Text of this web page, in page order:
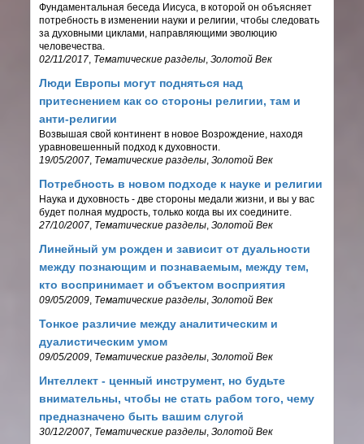
Фундаментальная беседа Иисуса, в которой он объясняет
потребность в изменении науки и религии, чтобы следовать
за духовными циклами, направляющими эволюцию
человечества.
02/11/2017 Тематические разделы ,Золотой Век
Люди Европы могут подняться над
притеснением как со стороны религии, там и
анти-религии
Возвышая свой континент в новое Возрождение, находя
уравновешенный подход к духовности.
19/05/2007 Тематические разделы ,Золотой Век
Потребность в новом подходе к науке и религии
Наука и духовность - две стороны медали жизни, и вы у вас
будет полная мудрость, только когда вы их соедините.
27/10/2007 Тематические разделы ,Золотой Век
Линейный ум рожден и зависит от дуальности
между познающим и познаваемым, между тем,
кто воспринимает и объектом восприятия
09/05/2009 Тематические разделы ,Золотой Век
Тонкое различие между аналитическим и
дуалистическим умом
09/05/2009 Тематические разделы ,Золотой Век
Интеллект - ценный инструмент, но будьте
внимательны, чтобы не стать рабом того, чему
предназначено быть вашим слугой
30/12/2007 Тематические разделы ,Золотой Век